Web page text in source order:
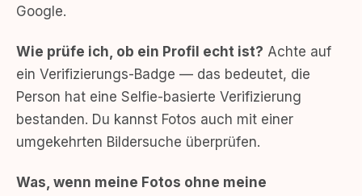
Google.
Wie prüfe ich, ob ein Profil echt ist? Achte auf
ein Verifizierungs-Badge — das bedeutet, die
Person hat eine Selfie-basierte Verifizierung
bestanden. Du kannst Fotos auch mit einer
umgekehrten Bildersuche überprüfen.
Was, wenn meine Fotos ohne meine